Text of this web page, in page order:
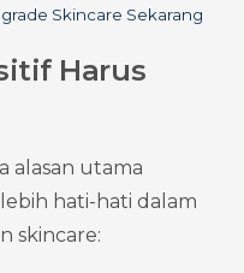
Skincare Sekarang
Harus
alasan utama
hati-hati dalam
skincare: